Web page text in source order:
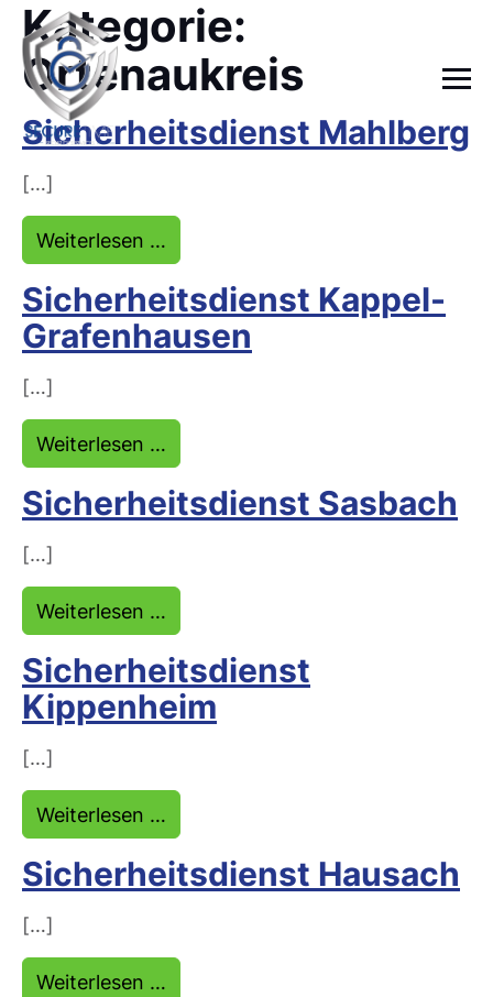
Kategorie:
Ortenaukreis
Sicherheitsdienst Mahlberg
[…]
Weiterlesen …
Sicherheitsdienst Kappel-
Grafenhausen
[…]
Weiterlesen …
Sicherheitsdienst Sasbach
[…]
Weiterlesen …
Sicherheitsdienst
Kippenheim
[…]
Weiterlesen …
Sicherheitsdienst Hausach
[…]
Weiterlesen …